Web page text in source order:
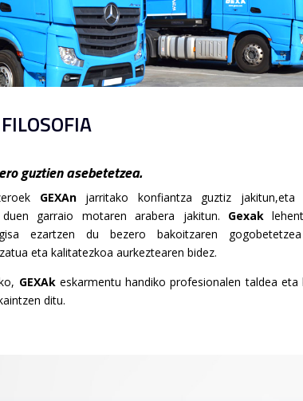
guztien asebetetzea.
GEXAnjarritako konfiantza guztiz jakitun,eta
duen garraio motaren arabera jakitun. Gexak
ezartzen du bezero bakoitzaren
eta kalitatezkoa aurkeztearen bidez.
GEXAkeskarmentu handiko profesionalen taldea eta
ditu.